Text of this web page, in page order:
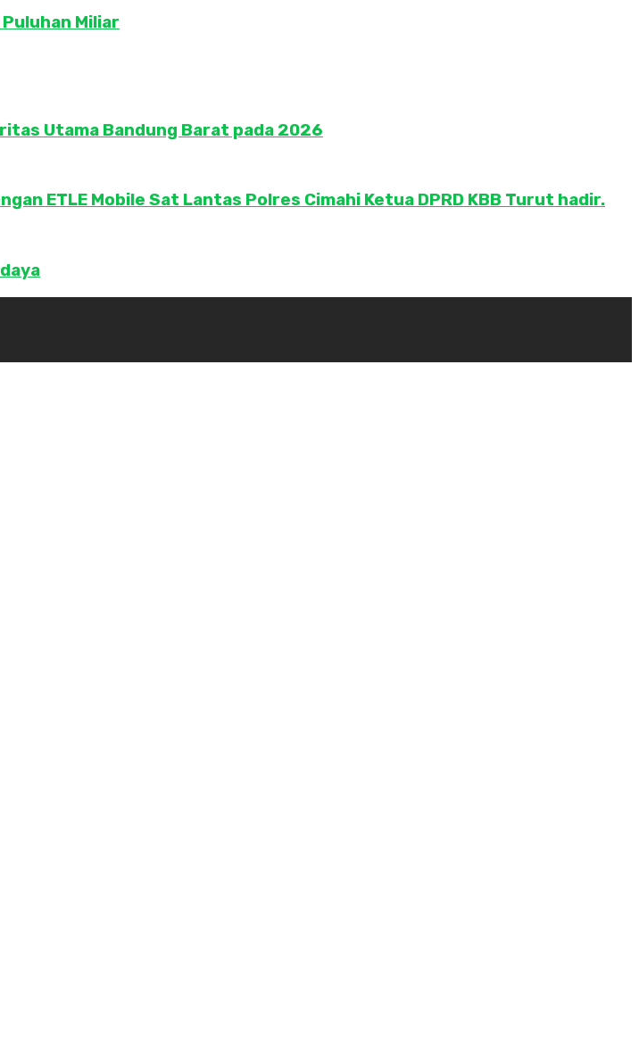
Miliar
Utama Bandung Barat pada 2026
ETLE Mobile Sat Lantas Polres Cimahi Ketua DPRD KBB Turut hadir.